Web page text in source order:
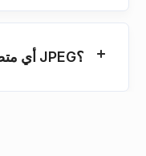
أي متصفح هو الأفضل لتحويل ملفات JPEG؟